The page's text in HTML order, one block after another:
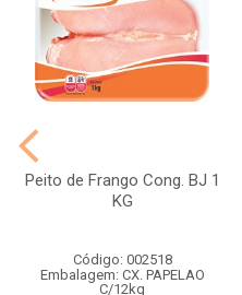
Peito de Frango Cong. BJ 1
KG
Código: 002518
Embalagem: CX. PAPELAO
C/12kg